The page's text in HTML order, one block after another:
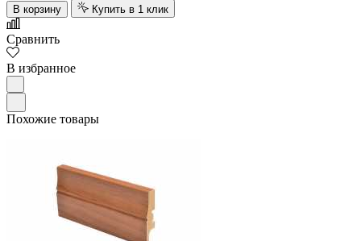
В корзину Купить в 1 клик
Сравнить
В избранное
Похожие товары